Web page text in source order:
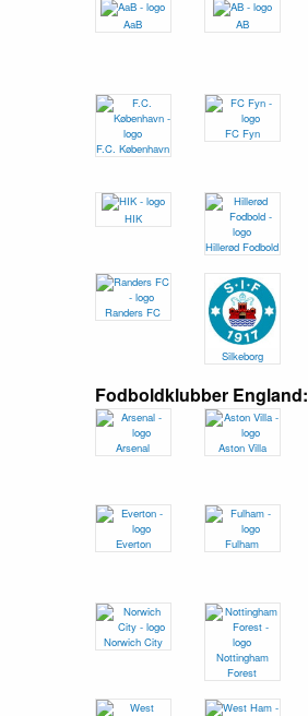
AaB
AB
F.C. København
FC Fyn
HIK
Hillerød Fodbold
Randers FC
Silkeborg
Fodboldklubber England:
Arsenal Aston Villa
Everton
Fulham
Norwich City
Nottingham
Forest